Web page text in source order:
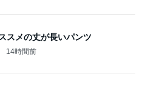
スメの丈が長いパンツ
14時間前